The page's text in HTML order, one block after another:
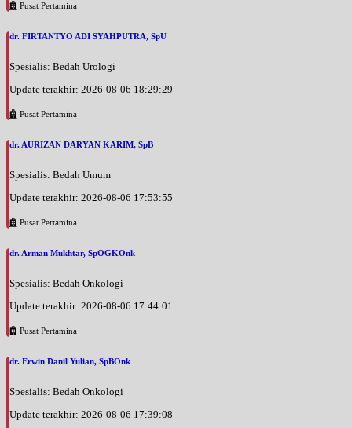
Pusat Pertamina
dr. FIRTANTYO ADI SYAHPUTRA, SpU
Spesialis: Bedah Urologi
Update terakhir: 2026-08-06 18:29:29
Pusat Pertamina
dr. AURIZAN DARYAN KARIM, SpB
Spesialis: Bedah Umum
Update terakhir: 2026-08-06 17:53:55
Pusat Pertamina
dr. Arman Mukhtar, SpOGKOnk
Spesialis: Bedah Onkologi
Update terakhir: 2026-08-06 17:44:01
Pusat Pertamina
dr. Erwin Danil Yulian, SpBOnk
Spesialis: Bedah Onkologi
Update terakhir: 2026-08-06 17:39:08